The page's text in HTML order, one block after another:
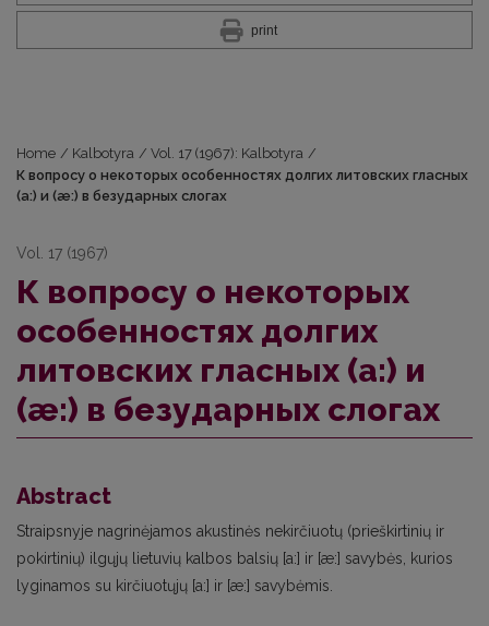
print
Home / Kalbotyra / Vol. 17 (1967): Kalbotyra /
К вопросу о некоторых особенностях долгих литовских гласных
(а:) и (æ:) в безударных слогах
Vol. 17 (1967)
К вопросу о некоторых
особенностях долгих
литовских гласных (а:) и
(æ:) в безударных слогах
Abstract
Straipsnyje nagrinėjamos akustinės nekirčiuotų (prieškirtinių ir
pokirtinių) ilgųjų lietuvių kalbos balsių [a:] ir [æ:] savybės, kurios
lyginamos su kirčiuotųjų [a:] ir [æ:] savybėmis.